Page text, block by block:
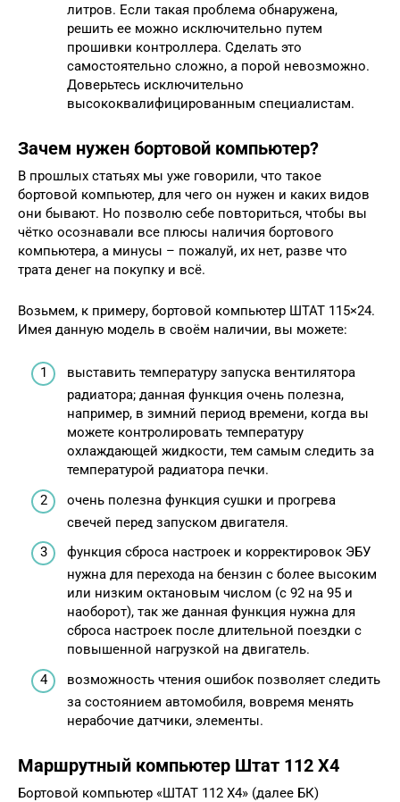
литров. Если такая проблема обнаружена,
решить ее можно исключительно путем
прошивки контроллера. Сделать это
самостоятельно сложно, а порой невозможно.
Доверьтесь исключительно
высококвалифицированным специалистам.
Зачем нужен бортовой компьютер?
В прошлых статьях мы уже говорили, что такое
бортовой компьютер, для чего он нужен и каких видов
они бывают. Но позволю себе повториться, чтобы вы
чётко осознавали все плюсы наличия бортового
компьютера, а минусы – пожалуй, их нет, разве что
трата денег на покупку и всё.
Возьмем, к примеру, бортовой компьютер ШТАТ 115×24.
Имея данную модель в своём наличии, вы можете:
выставить температуру запуска вентилятора
радиатора; данная функция очень полезна,
например, в зимний период времени, когда вы
можете контролировать температуру
охлаждающей жидкости, тем самым следить за
температурой радиатора печки.
очень полезна функция сушки и прогрева
свечей перед запуском двигателя.
функция сброса настроек и корректировок ЭБУ
нужна для перехода на бензин с более высоким
или низким октановым числом (с 92 на 95 и
наоборот), так же данная функция нужна для
сброса настроек после длительной поездки с
повышенной нагрузкой на двигатель.
возможность чтения ошибок позволяет следить
за состоянием автомобиля, вовремя менять
нерабочие датчики, элементы.
Маршрутный компьютер Штат 112 Х4
Бортовой компьютер «ШТАТ 112 Х4» (далее БК)